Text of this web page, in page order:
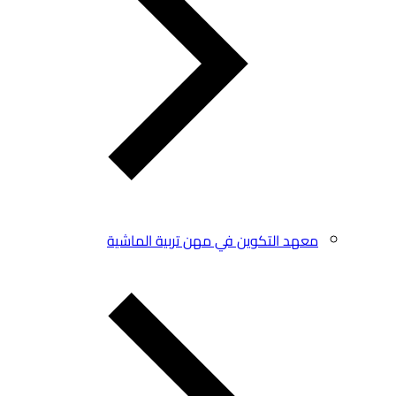
معهد التكوين في مهن تربية الماشية